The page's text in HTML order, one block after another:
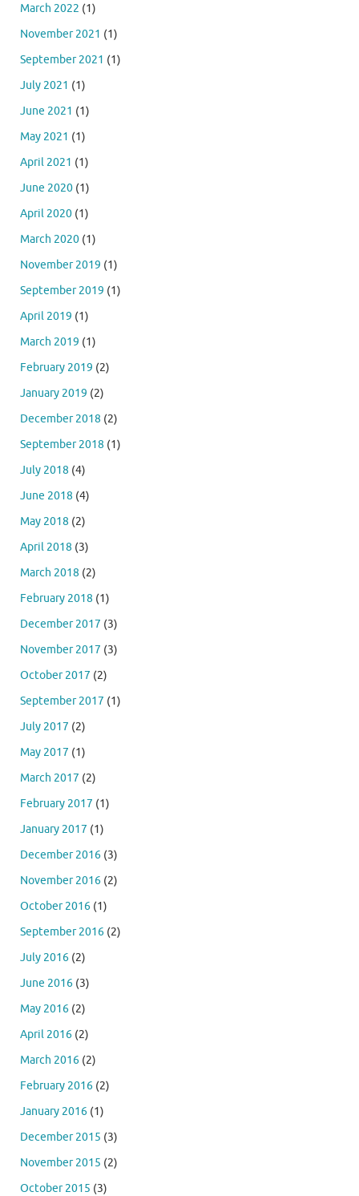
March 2022 (1)
November 2021 (1)
September 2021 (1)
July 2021 (1)
June 2021 (1)
May 2021 (1)
April 2021 (1)
June 2020 (1)
April 2020 (1)
March 2020 (1)
November 2019 (1)
September 2019 (1)
April 2019 (1)
March 2019 (1)
February 2019 (2)
January 2019 (2)
December 2018 (2)
September 2018 (1)
July 2018 (4)
June 2018 (4)
May 2018 (2)
April 2018 (3)
March 2018 (2)
February 2018 (1)
December 2017 (3)
November 2017 (3)
October 2017 (2)
September 2017 (1)
July 2017 (2)
May 2017 (1)
March 2017 (2)
February 2017 (1)
January 2017 (1)
December 2016 (3)
November 2016 (2)
October 2016 (1)
September 2016 (2)
July 2016 (2)
June 2016 (3)
May 2016 (2)
April 2016 (2)
March 2016 (2)
February 2016 (2)
January 2016 (1)
December 2015 (3)
November 2015 (2)
October 2015 (3)